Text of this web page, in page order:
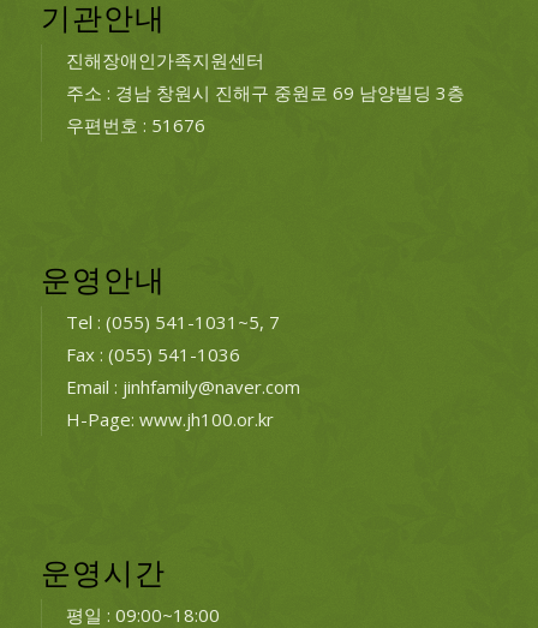
기관안내
진해장애인가족지원센터
주소 : 경남 창원시 진해구 중원로 69 남양빌딩 3층
우편번호 : 51676
운영안내
Tel : (055) 541-1031~5, 7
Fax : (055) 541-1036
Email : jinhfamily@naver.com
H-Page: www.jh100.or.kr
운영시간
평일 : 09:00~18:00